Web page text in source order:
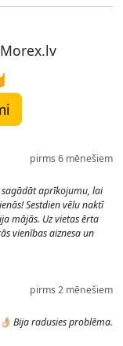
pirms 6 mēnešiem
sagādāt aprīkojumu, lai
Sestdien vēlu naktī
mājās. Uz vietas ērta
vienības aiznesa un
pirms 2 mēnešiem
Bija radusies problēma.